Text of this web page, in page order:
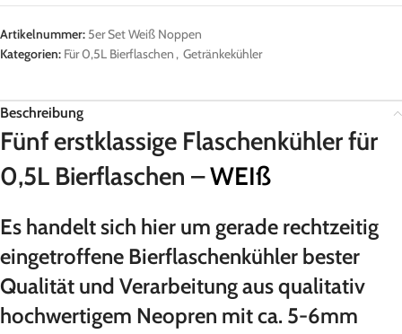
Artikelnummer: 5er Set Weiß Noppen
Kategorien: Für 0,5L Bierflaschen, Getränkekühler
Beschreibung
Fünf erstklassige Flaschenkühler für
0,5L Bierflaschen –WEIß
Es handelt sich hier um gerade rechtzeitig
eingetroffene Bierflaschenkühler bester
Qualität und Verarbeitung aus qualitativ
hochwertigem Neopren mit ca. 5-6mm